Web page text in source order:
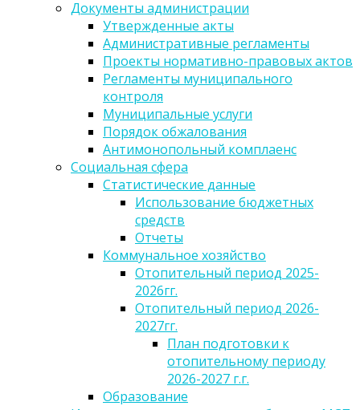
Документы администрации
Утвержденные акты
Административные регламенты
Проекты нормативно-правовых актов
Регламенты муниципального
контроля
Муниципальные услуги
Порядок обжалования
Антимонопольный комплаенс
Социальная сфера
Статистические данные
Использование бюджетных
средств
Отчеты
Коммунальное хозяйство
Отопительный период 2025-
2026гг.
Отопительный период 2026-
2027гг.
План подготовки к
отопительному периоду
2026-2027 г.г.
Образование